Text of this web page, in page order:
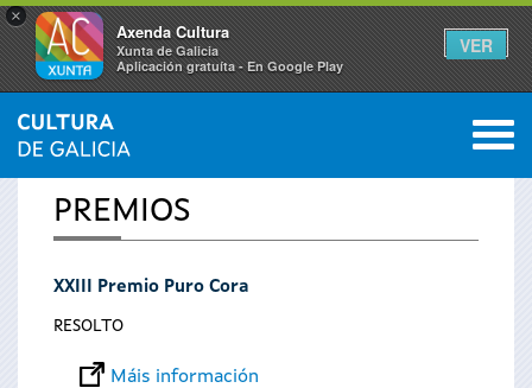
×
Axenda Cultura
Xunta de Galicia
Aplicación gratuíta - En Google Play
VER
Vostede
está
aquí
INICIO 0
PREMIOS
XXIII Premio Puro Cora
RESOLTO
Máis información